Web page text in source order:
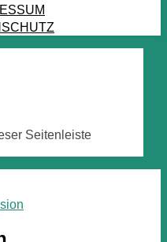
Seitenleiste